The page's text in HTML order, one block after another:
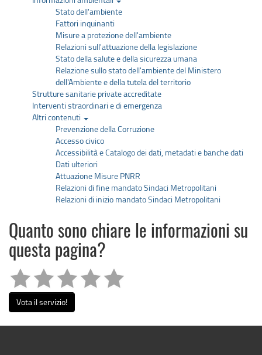
Stato dell'ambiente
Fattori inquinanti
Misure a protezione dell'ambiente
Relazioni sull'attuazione della legislazione
Stato della salute e della sicurezza umana
Relazione sullo stato dell'ambiente del Ministero
dell'Ambiente e della tutela del territorio
Strutture sanitarie private accreditate
Interventi straordinari e di emergenza
Altri contenuti
Prevenzione della Corruzione
Accesso civico
Accessibilità e Catalogo dei dati, metadati e banche dati
Dati ulteriori
Attuazione Misure PNRR
Relazioni di fine mandato Sindaci Metropolitani
Relazioni di inizio mandato Sindaci Metropolitani
Quanto sono chiare le informazioni su
questa pagina?
Vota il servizio!